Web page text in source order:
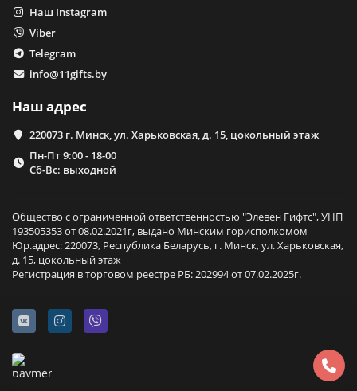
Наш Instagram
Viber
Telegram
info@11gifts.by
Наш адрес
220073 г. Минск, ул. Харьковская, д. 15, цокольный этаж
Пн-Пт 9:00 - 18-00
Сб-Вс: выходной
Общество с ограниченной ответственностью "Элевен Гифтс", УНП
193505353 от 08.02.2021г, выдано Минским горисполкомом
Юр.адрес: 220073, Республика Беларусь, г. Минск, ул. Харьковская,
д. 15, цокольный этаж
Регистрация в торговом реестре РБ: 202994 от 07.02.2025г.